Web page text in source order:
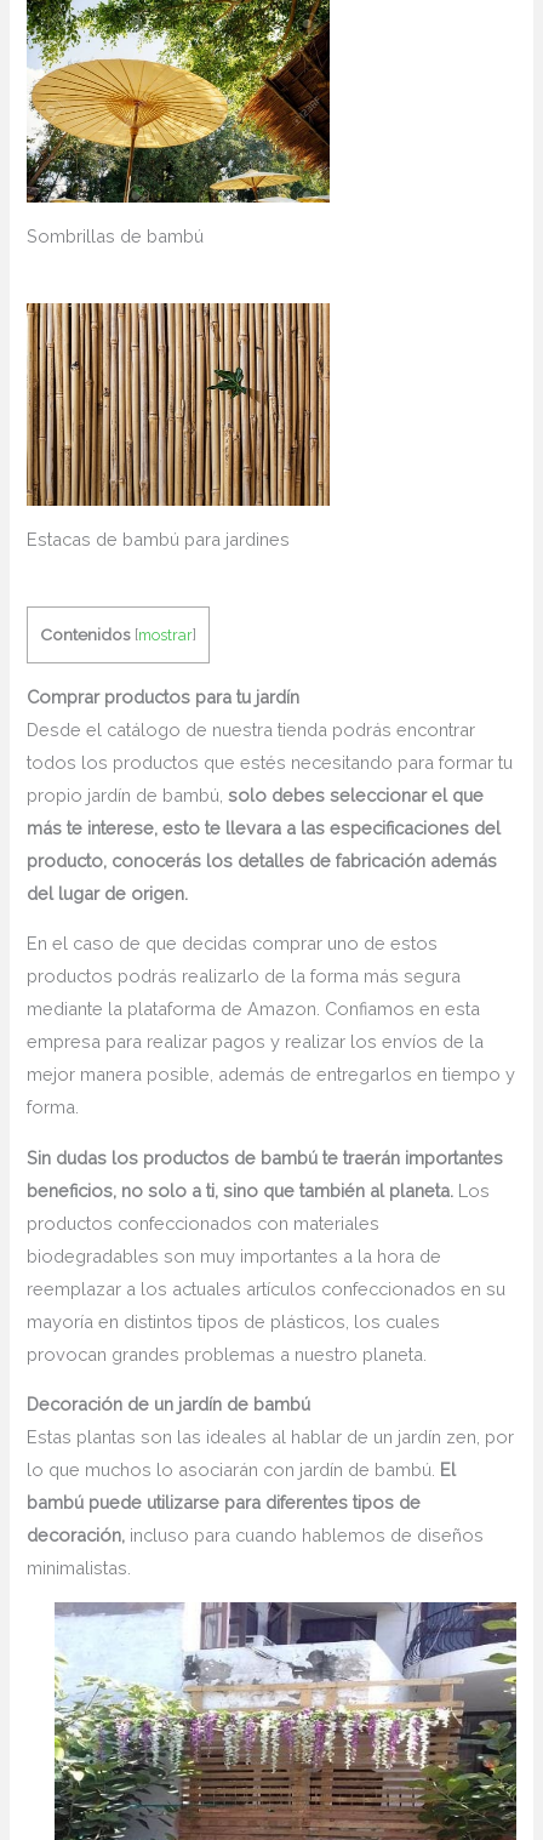
Sombrillas de bambú
Estacas de bambú para jardines
Contenidos [mostrar]
Comprar productos para tu jardín
Desde el catálogo de nuestra tienda podrás encontrar
todos los productos que estés necesitando para formar tu
propio jardín de bambú,solo debes seleccionar el que
más te interese, esto te llevara a las especificaciones del
producto, conocerás los detalles de fabricación además
del lugar de origen.
En el caso de que decidas comprar uno de estos
productos podrás realizarlo de la forma más segura
mediante la plataforma de Amazon. Confiamos en esta
empresa para realizar pagos y realizar los envíos de la
mejor manera posible, además de entregarlos en tiempo y
forma.
Sin dudas los productos de bambú te traerán importantes
beneficios, no solo a ti, sino que también al planeta. Los
productos confeccionados con materiales
biodegradables son muy importantes a la hora de
reemplazar a los actuales artículos confeccionados en su
mayoría en distintos tipos de plásticos, los cuales
provocan grandes problemas a nuestro planeta.
Decoración de un jardín de bambú
Estas plantas son las ideales al hablar de un jardín zen, por
lo que muchos lo asociarán con jardín de bambú. El
bambú puede utilizarse para diferentes tipos de
decoración, incluso para cuando hablemos de diseños
minimalistas.